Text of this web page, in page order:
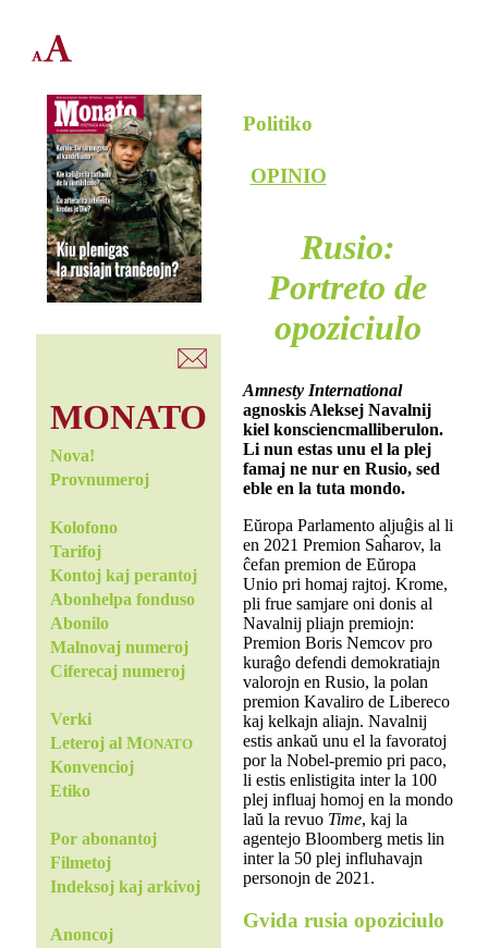
MONATO
Nova!
Provnumeroj
Kolofono
Tarifoj
Kontoj kaj perantoj
Abonhelpa fonduso
Abonilo
Malnovaj numeroj
Ciferecaj numeroj
Verki
Leteroj al MONATO
Konvencioj
Etiko
Por abonantoj
Filmetoj
Indeksoj kaj arkivoj
Anoncoj
Politiko
OPINIO
Rusio:
Portreto de
opoziciulo
Amnesty International
agnoskis Aleksej Navalnij
kiel konsciencmalliberulon.
Li nun estas unu el la plej
famaj ne nur en Rusio, sed
eble en la tuta mondo.
Eŭropa Parlamento aljuĝis al li
en 2021 Premion Saĥarov, la
ĉefan premion de Eŭropa
Unio pri homaj rajtoj. Krome,
pli frue samjare oni donis al
Navalnij pliajn premiojn:
Premion Boris Nemcov pro
kuraĝo defendi demokratiajn
valorojn en Rusio, la polan
premion Kavaliro de Libereco
kaj kelkajn aliajn. Navalnij
estis ankaŭ unu el la favoratoj
por la Nobel-premio pri paco,
li estis enlistigita inter la 100
plej influaj homoj en la mondo
laŭ la revuo Time, kaj la
agentejo Bloomberg metis lin
inter la 50 plej influhavajn
personojn de 2021.
Gvida rusia opoziciulo